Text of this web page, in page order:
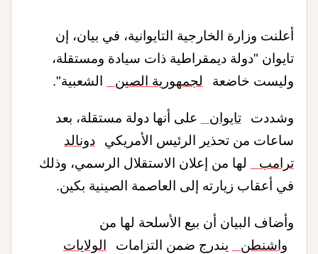
أعلنت وزارة الخارجية التايوانية، في بيان، إن
تايوان "دولة ديمقراطية ذات سيادة ومستقلة،
وليست خاضعة
لجمهورية الصين الشعبية".
وشددت تايوان
على أنها دولة مستقلة، بعد
ساعات من تحذير الرئيس الأمريكي
دونالد
ترامب
لها من إعلان الاستقلال الرسمي، وذلك
في أعقاب زيارته إلى العاصمة الصينية بكين.
وأضاف البيان أن بيع الأسلحة لها من
واشنطن
يندرج ضمن التزامات
الولايات